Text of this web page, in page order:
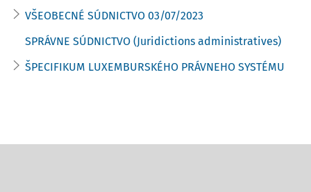
VŠEOBECNÉ SÚDNICTVO 03/07/2023
SPRÁVNE SÚDNICTVO (Juridictions administratives)
ŠPECIFIKUM LUXEMBURSKÉHO PRÁVNEHO SYSTÉMU